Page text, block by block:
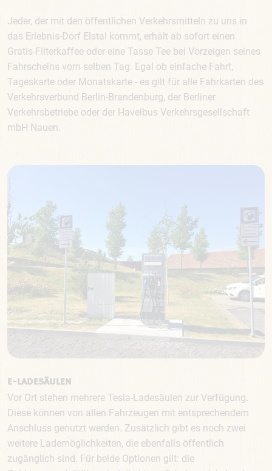
Jeder, der mit den öffentlichen Verkehrsmitteln zu uns in
das Erlebnis-Dorf Elstal kommt, erhält ab sofort einen
Gratis-Filterkaffee oder eine Tasse Tee bei Vorzeigen seines
Fahrscheins vom selben Tag. Egal ob einfache Fahrt,
Tageskarte oder Monatskarte - es gilt für alle Fahrkarten des
Verkehrsverbund Berlin-Brandenburg, der Berliner
Verkehrsbetriebe oder der Havelbus Verkehrsgesellschaft
mbH Nauen.
E-LADESÄULEN
Vor Ort stehen mehrere Tesla-Ladesäulen zur Verfügung.
Diese können von allen Fahrzeugen mit entsprechendem
Anschluss genutzt werden. Zusätzlich gibt es noch zwei
weitere Lademöglichkeiten, die ebenfalls öffentlich
zugänglich sind. Für beide Optionen gilt: die